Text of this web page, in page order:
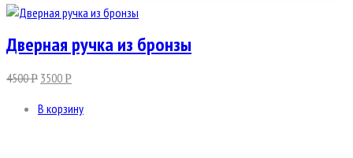
Дверная ручка из бронзы
4500Р 3500Р
В корзину